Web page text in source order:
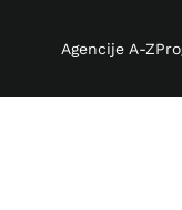
Agencije A-Z